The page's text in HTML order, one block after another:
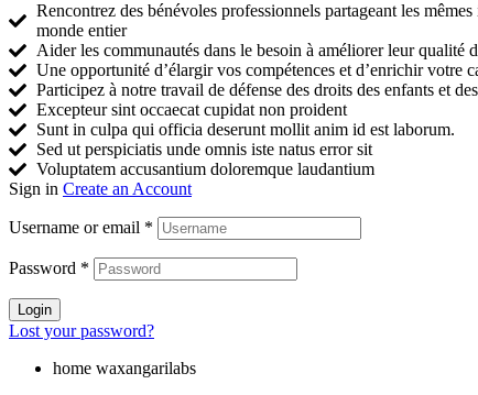
Rencontrez des bénévoles professionnels partageant les
monde entier
Aider les communautés dans le besoin à améliorer leur qualité
Une opportunité d’élargir vos compétences et d’enrichir votre
Participez à notre travail de défense des droits des enfants et
Excepteur sint occaecat cupidat non proident
Sunt in culpa qui officia deserunt mollit anim id est laborum.
Sed ut perspiciatis unde omnis iste natus error sit
Voluptatem accusantium doloremque laudantium
Sign in Create an Account
Username or email *
Password *
Login
Lost your password?
home waxangarilabs